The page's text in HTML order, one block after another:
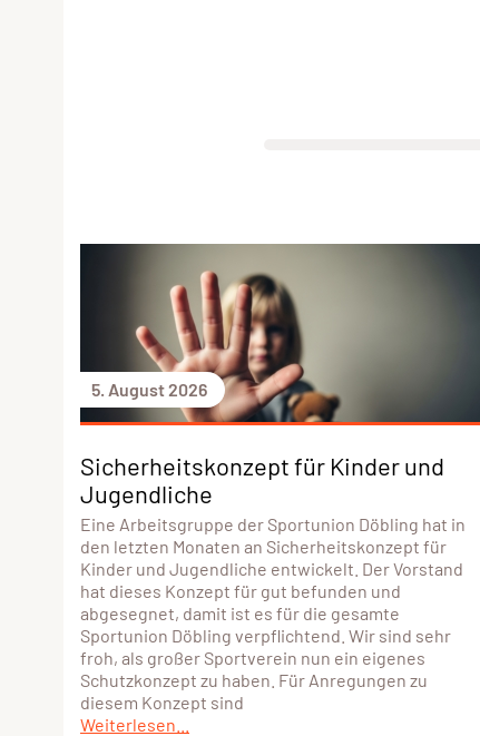
5. August 2026
Sicherheitskonzept für Kinder und
Jugendliche
Eine Arbeitsgruppe der Sportunion Döbling hat in
den letzten Monaten an Sicherheitskonzept für
Kinder und Jugendliche entwickelt. Der Vorstand
hat dieses Konzept für gut befunden und
abgesegnet, damit ist es für die gesamte
Sportunion Döbling verpflichtend. Wir sind sehr
froh, als großer Sportverein nun ein eigenes
Schutzkonzept zu haben. Für Anregungen zu
diesem Konzept sind
Weiterlesen...